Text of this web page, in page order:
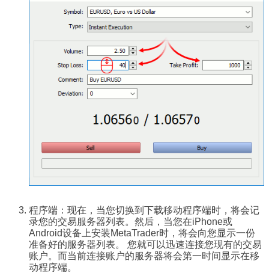
程序端：现在，当您切换到下载移动程序端时，将会记
录您的交易服务器列表。然后，当您在iPhone或
Android设备上安装MetaTrader时，将会向您显示一份
准备好的服务器列表。 您就可以迅速连接您现有的交易
账户。而当前连接账户的服务器将会第一时间显示在移
动程序端。